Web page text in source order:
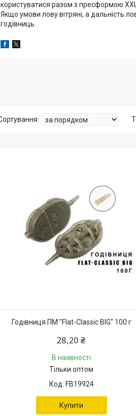
користуватися разом з пресформою
Якщо умови лову вітряні, а дальність
годівниць.
Годівниця ПМ "Flat-Classic BIG" 100 г
28,20 ₴
В наявності
Тільки оптом
FB19924
Купити